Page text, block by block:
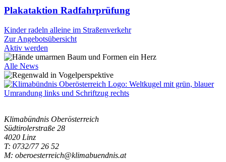
Plakataktion Radfahrprüfung
Kinder radeln alleine im Straßenverkehr
Zur Angebotsübersicht
Aktiv werden
Alle News
Klimabündnis Oberösterreich
Südtirolerstraße 28
4020 Linz
T: 0732/77 26 52
M: oberoesterreich@klimabuendnis.at